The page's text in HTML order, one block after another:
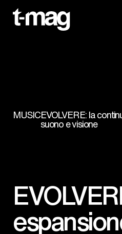
MUSICEVOLVERE: la
suono e visione